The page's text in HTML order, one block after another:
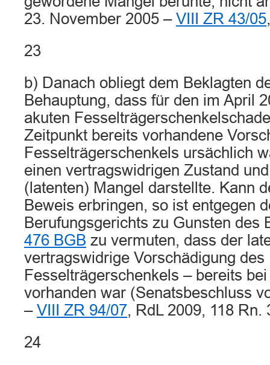
23. November 2005 – VIII ZR 43/05
23
b) Danach obliegt dem Beklagten
Behauptung, dass für den im April
akuten
Zeitpunkt bereits vorhandene
Fesselträgerschenkels ursächlich
einen vertragswidrigen Zustand
(latenten) Mangel darstellte. Kann
Beweis erbringen, so ist entgegen
Berufungsgerichts zu Gunsten des
476 BGB zu vermuten, dass der
vertragswidrige Vorschädigung des
Fesselträgerschenkels – bereits
vorhanden war (Senatsbeschluss
– VIII ZR 94/07, RdL 2009, 118 Rn.
24